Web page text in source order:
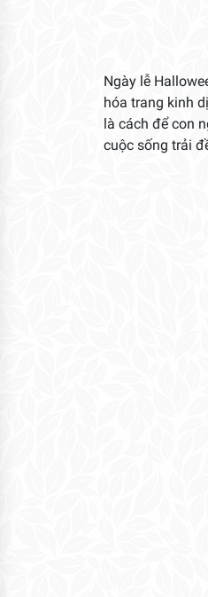
Ngày lễ
hóa trang kinh
là cách để con
cuộc sống trải